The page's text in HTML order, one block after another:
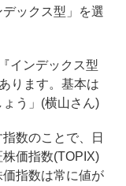
ックス型」を選
インデックス型
ります。基本は
ょう」(横山さん)
数のことで、日
価指数(TOPIX)
指数は常に値が